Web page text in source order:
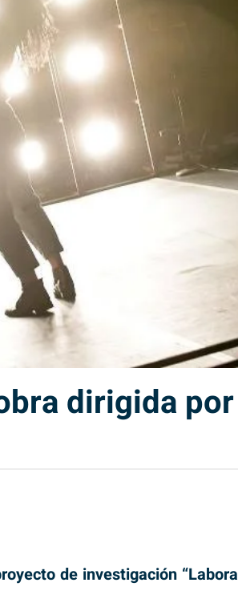
dirigida
de investigación